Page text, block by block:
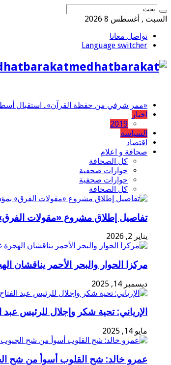
السبت , أغسطس 8 2026
تواصل معانا
Language switcher
«ممر شرفي من حفظة القرآن».. استقبال
اخبار
2019
السياسة
اقتصاد
صحافة و اعلام
كل الصحافة
حوارات صحفية
حوارات صحفية
كل الصحافة
تفاصيل إطلاق مشروع «مقولات
يناير 2, 2026
مركزا الحوار والبحر الأحمر يناقشان
ديسمبر 14, 2025
الإرياني: تحية شكر وإجلال للرئيس
مايو 14, 2025
عمرو خالد: شح القلوب أسوأ من شح